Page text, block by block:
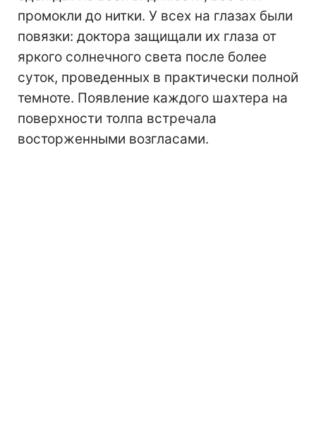
промокли до нитки. У всех на глазах были
повязки: доктора защищали их глаза от
яркого солнечного света после более
суток, проведенных в практически полной
темноте. Появление каждого шахтера на
поверхности толпа встречала
восторженными возгласами.